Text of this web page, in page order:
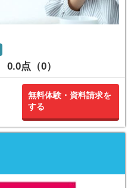
0.0点（0）
無料体験・資料請求を
する